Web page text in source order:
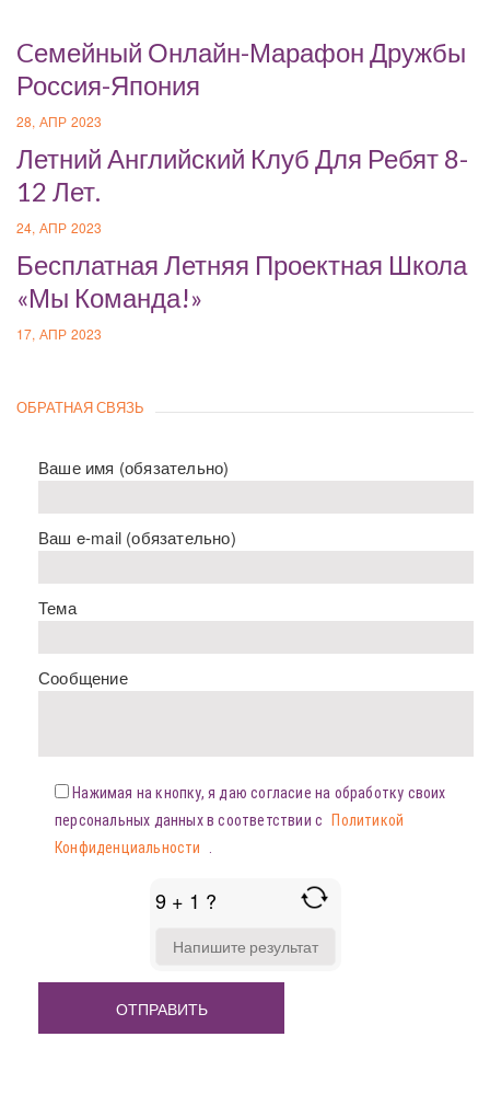
Cемейный Онлайн-Марафон Дружбы
Россия-Япония
28, АПР 2023
Летний Английский Клуб Для Ребят 8-
12 Лет.
24, АПР 2023
Бесплатная Летняя Проектная Школа
«Мы Команда!»
17, АПР 2023
ОБРАТНАЯ СВЯЗЬ
Ваше имя (обязательно)
Ваш e-mail (обязательно)
Тема
Сообщение
Нажимая на кнопку, я даю согласие на обработку своих
персональных данных в соответствии с
Политикой
Конфиденциальности
9 + 1 ?
FOR
+